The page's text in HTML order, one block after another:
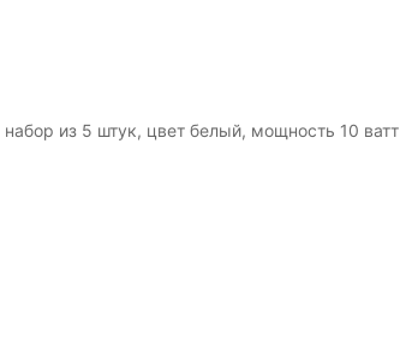
из 5 штук, цвет белый, мощность 10 ватт